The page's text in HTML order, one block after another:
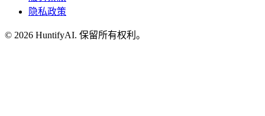
隐私政策
© 2026 HuntifyAI. 保留所有权利。